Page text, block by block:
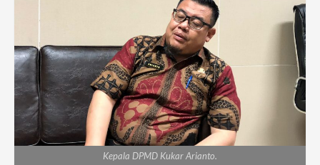
Kepala DPMD Kukar Arianto.